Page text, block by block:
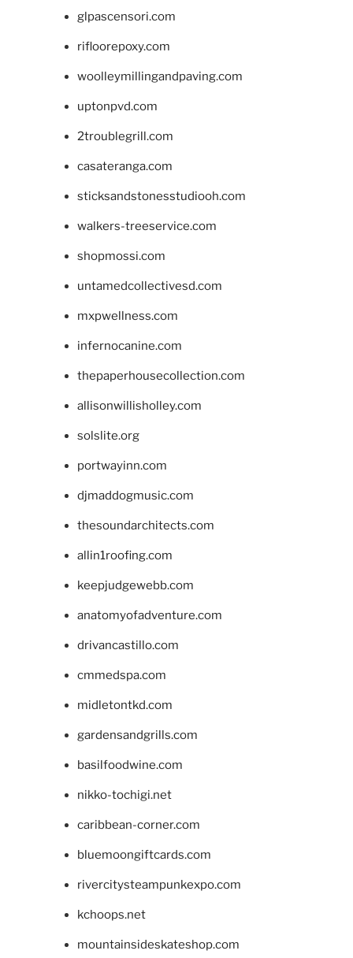
glpascensori.com
rifloorepoxy.com
woolleymillingandpaving.com
uptonpvd.com
2troublegrill.com
casateranga.com
sticksandstonesstudiooh.com
walkers-treeservice.com
shopmossi.com
untamedcollectivesd.com
mxpwellness.com
infernocanine.com
thepaperhousecollection.com
allisonwillisholley.com
solslite.org
portwayinn.com
djmaddogmusic.com
thesoundarchitects.com
allin1roofing.com
keepjudgewebb.com
anatomyofadventure.com
drivancastillo.com
cmmedspa.com
midletontkd.com
gardensandgrills.com
basilfoodwine.com
nikko-tochigi.net
caribbean-corner.com
bluemoongiftcards.com
rivercitysteampunkexpo.com
kchoops.net
mountainsideskateshop.com